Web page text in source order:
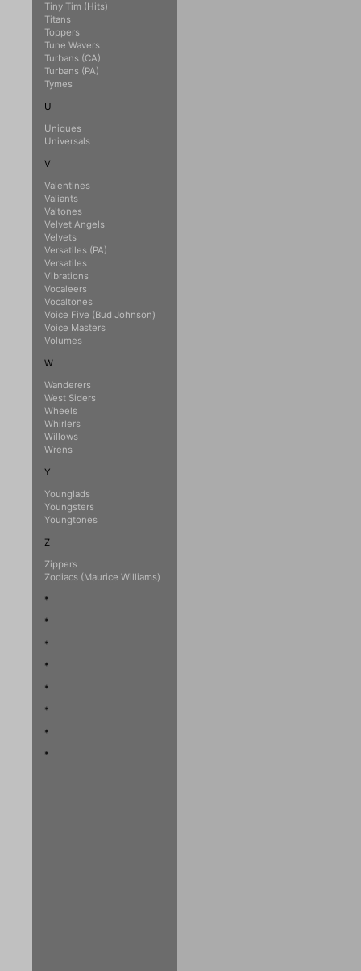
Tiny Tim (Hits)
Titans
Toppers
Tune Wavers
Turbans (CA)
Turbans (PA)
Tymes
U
Uniques
Universals
V
Valentines
Valiants
Valtones
Velvet Angels
Velvets
Versatiles (PA)
Versatiles
Vibrations
Vocaleers
Vocaltones
Voice Five (Bud Johnson)
Voice Masters
Volumes
W
Wanderers
West Siders
Wheels
Whirlers
Willows
Wrens
Y
Younglads
Youngsters
Youngtones
Z
Zippers
Zodiacs (Maurice Williams)
*
*
*
*
*
*
*
*